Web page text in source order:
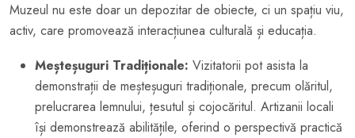
Muzeul nu este doar un depozitar de obiecte, ci un spațiu viu,
activ, care promovează interacțiunea culturală și educația.
Meșteșuguri Tradiționale: Vizitatorii pot asista la
demonstrații de meșteșuguri tradiționale, precum olăritul,
prelucrarea lemnului, țesutul și cojocăritul. Artizanii locali
își demonstrează abilitățile, oferind o perspectivă practică